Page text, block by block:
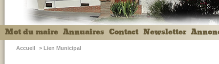
Mot du maire Annuaires Contact Newsletter
Accueil > Lien Municipal